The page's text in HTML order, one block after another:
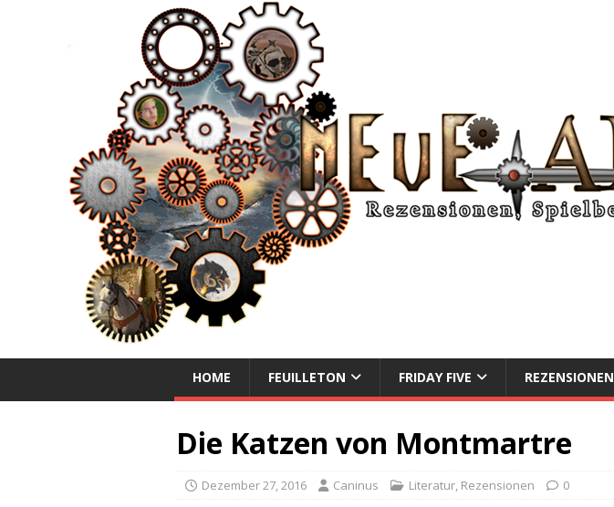
NEUE ABENTEUER
HOME FEUILLETON FRIDAY FIVE REZENSIONEN
Die Katzen von Montmartre
Dezember 27, 2016 Caninus Literatur, Rezensionen 0